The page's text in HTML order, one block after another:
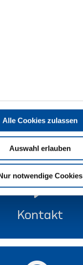
Alle Cookies zulassen
Auswahl erlauben
notwendige Cookies
Newsletter
Kontakt